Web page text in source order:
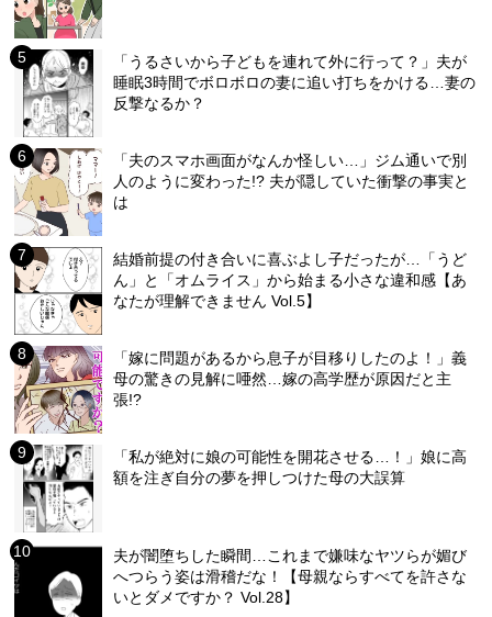
「うるさいから子どもを連れて外に行って？」夫が
睡眠3時間でボロボロの妻に追い打ちをかける…妻の
反撃なるか？
「夫のスマホ画面がなんか怪しい…」ジム通いで別
人のように変わった!? 夫が隠していた衝撃の事実と
は
結婚前提の付き合いに喜ぶよし子だったが…「うど
ん」と「オムライス」から始まる小さな違和感【あ
なたが理解できません Vol.5】
「嫁に問題があるから息子が目移りしたのよ！」義
母の驚きの見解に唖然…嫁の高学歴が原因だと主
張!?
「私が絶対に娘の可能性を開花させる…！」娘に高
額を注ぎ自分の夢を押しつけた母の大誤算
夫が闇堕ちした瞬間…これまで嫌味なヤツらが媚び
へつらう姿は滑稽だな！【母親ならすべてを許さな
いとダメですか？ Vol.28】